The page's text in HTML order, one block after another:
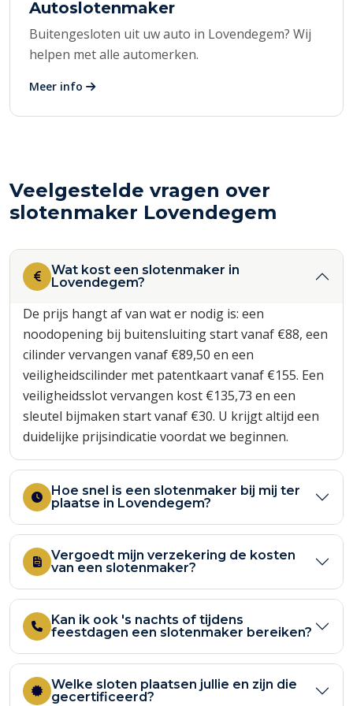
Autoslotenmaker
Buitengesloten uit uw auto in Lovendegem? Wij
helpen met alle automerken.
Meer info
Veelgestelde vragen over
slotenmaker Lovendegem
Wat kost een slotenmaker in
Lovendegem?
De prijs hangt af van wat er nodig is: een
noodopening bij buitensluiting start vanaf €88, een
cilinder vervangen vanaf €89,50 en een
veiligheidscilinder met patentkaart vanaf €155. Een
veiligheidsslot vervangen kost €135,73 en een
sleutel bijmaken start vanaf €30. U krijgt altijd een
duidelijke prijsindicatie voordat we beginnen.
Hoe snel is een slotenmaker bij mij ter
plaatse in Lovendegem?
Vergoedt mijn verzekering de kosten
van een slotenmaker?
Kan ik ook 's nachts of tijdens
feestdagen een slotenmaker bereiken?
Welke sloten plaatsen jullie en zijn die
gecertificeerd?